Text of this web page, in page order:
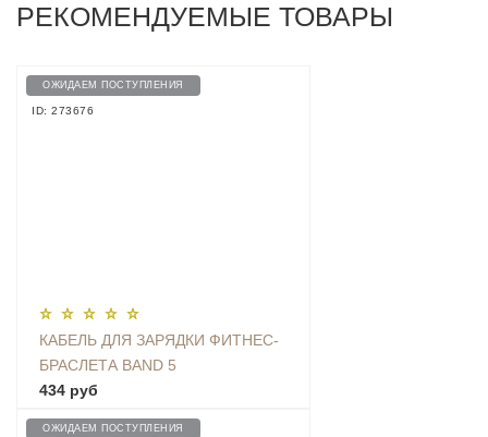
РЕКОМЕНДУЕМЫЕ ТОВАРЫ
ОЖИДАЕМ ПОСТУПЛЕНИЯ
ID: 273676
КАБЕЛЬ ДЛЯ ЗАРЯДКИ ФИТНЕС-
БРАСЛЕТА BAND 5
434 руб
ОЖИДАЕМ ПОСТУПЛЕНИЯ